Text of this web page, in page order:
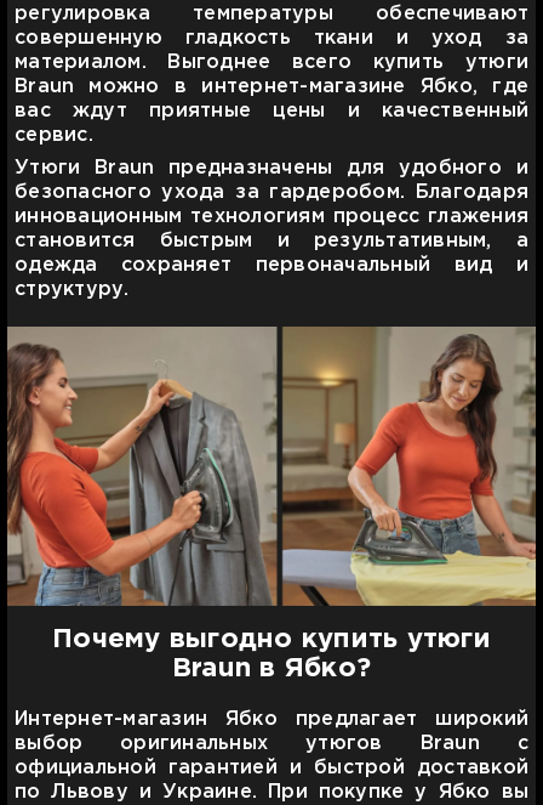
регулировка температуры обеспечивают
совершенную гладкость ткани и уход за
материалом. Выгоднее всего купить утюги
Braun можно в интернет-магазине Ябко, где
вас ждут приятные цены и качественный
сервис.
Утюги Braun предназначены для удобного и
безопасного ухода за гардеробом. Благодаря
инновационным технологиям процесс глажения
становится быстрым и результативным, а
одежда сохраняет первоначальный вид и
структуру.
Почему выгодно купить утюги
Braun в Ябко?
Интернет-магазин Ябко предлагает широкий
выбор оригинальных утюгов Braun с
официальной гарантией и быстрой доставкой
по Львову и Украине. При покупке у Ябко вы